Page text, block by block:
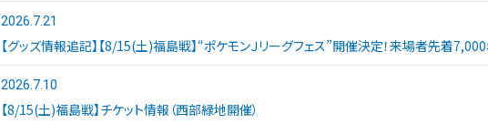
2026.7.21
【グッズ情報追記】【8/15(土)福島戦】“ポケモンＪリーグフェス”開催決定！来場者先着
2026.7.10
【8/15(土)福島戦】チケット情報（西部緑地開催）